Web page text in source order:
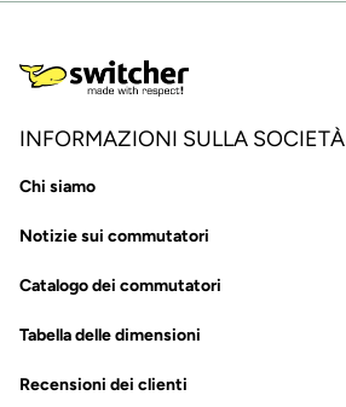
INFORMAZIONI SULLA SOCIETÀ
Chi siamo
Notizie sui commutatori
Catalogo dei commutatori
Tabella delle dimensioni
Recensioni dei clienti